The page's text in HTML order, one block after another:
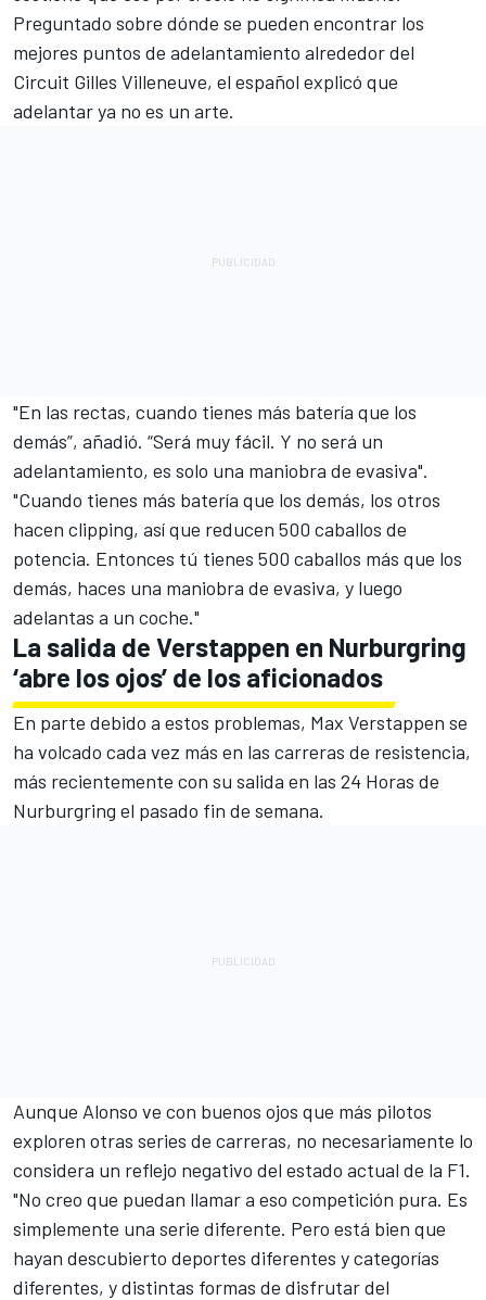
Preguntado sobre dónde se pueden encontrar los
mejores puntos de adelantamiento alrededor del
Circuit Gilles Villeneuve, el español explicó que
adelantar ya no es un arte.
"En las rectas, cuando tienes más batería que los
demás”, añadió. “Será muy fácil. Y no será un
adelantamiento, es solo una maniobra de evasiva".
"Cuando tienes más batería que los demás, los otros
hacen clipping, así que reducen 500 caballos de
potencia. Entonces tú tienes 500 caballos más que los
demás, haces una maniobra de evasiva, y luego
adelantas a un coche."
La salida de Verstappen en Nurburgring
‘abre los ojos’ de los aficionados
En parte debido a estos problemas, Max Verstappen se
ha volcado cada vez más en las carreras de resistencia,
más recientemente con su salida en las 24 Horas de
Nurburgring el pasado fin de semana.
Aunque Alonso ve con buenos ojos que más pilotos
exploren otras series de carreras, no necesariamente lo
considera un reflejo negativo del estado actual de la F1.
"No creo que puedan llamar a eso competición pura. Es
simplemente una serie diferente. Pero está bien que
hayan descubierto deportes diferentes y categorías
diferentes, y distintas formas de disfrutar del